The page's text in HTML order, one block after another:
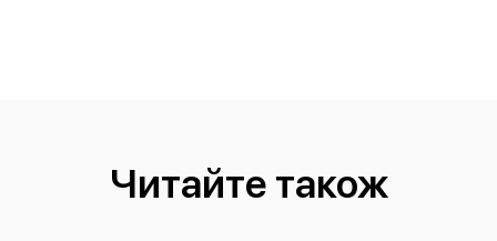
Читайте також